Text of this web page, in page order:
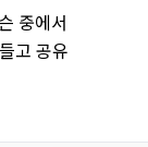
중에서
고 공유